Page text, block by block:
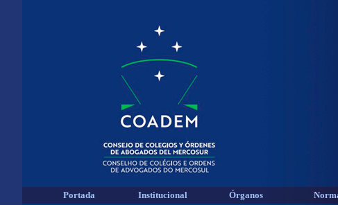
Portada Institucional Órganos